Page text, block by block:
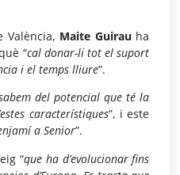
València, Maite Guirauha
“cal donar-li tot el suport
i el temps lliure”.
del potencial que té la
característiques”, i este
a Senior”.
“que ha d’evolucionar fins